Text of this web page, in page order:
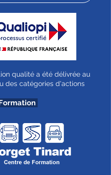
qualité a été délivrée au
des catégories d'actions